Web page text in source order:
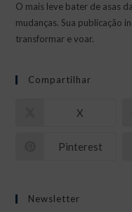
O mais leve bater de asas
mudanças. Sua publicação
transformar e voar.
Compartilhar
X
Pinterest
Newsletter